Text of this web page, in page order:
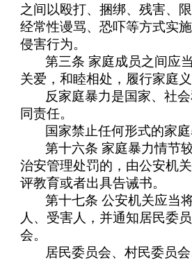
之间以殴打、捆绑、残害、
经常性谩骂、恐吓等方式实
侵害行为。
第三条 家庭成员之间应
关爱，和睦相处，履行家庭义
反家庭暴力是国家、社
同责任。
国家禁止任何形式的家庭
第十六条 家庭暴力情节
治安管理处罚的，由公安机
评教育或者出具告诫书。
第十七条 公安机关应当
人、受害人，并通知居民委
会。
居民委员会、村民委员